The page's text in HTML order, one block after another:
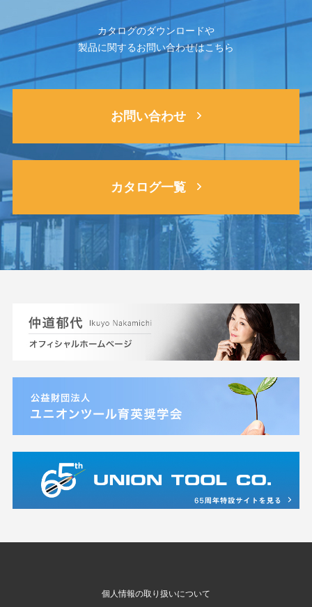
カタログのダウンロードや
製品に関するお問い合わせはこちら
お問い合わせ
カタログ一覧
個人情報の取り扱いについて